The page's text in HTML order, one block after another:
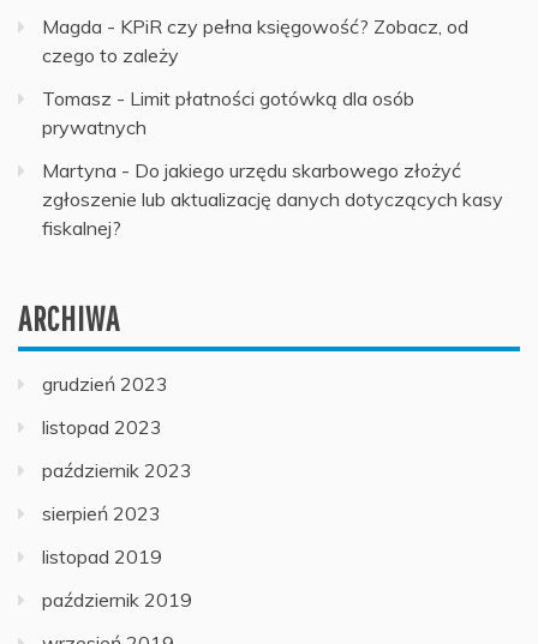
Magda - KPiR czy pełna księgowość? Zobacz, od
czego to zależy
Tomasz - Limit płatności gotówką dla osób
prywatnych
Martyna - Do jakiego urzędu skarbowego złożyć
zgłoszenie lub aktualizację danych dotyczących kasy
fiskalnej?
ARCHIWA
grudzień 2023
listopad 2023
październik 2023
sierpień 2023
listopad 2019
październik 2019